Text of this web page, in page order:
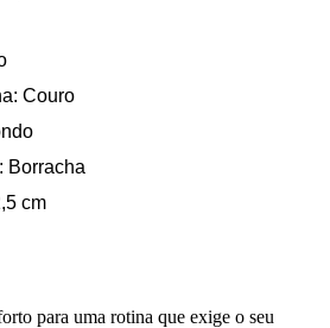
Couro
Borracha
cm
para uma rotina que exige o seu